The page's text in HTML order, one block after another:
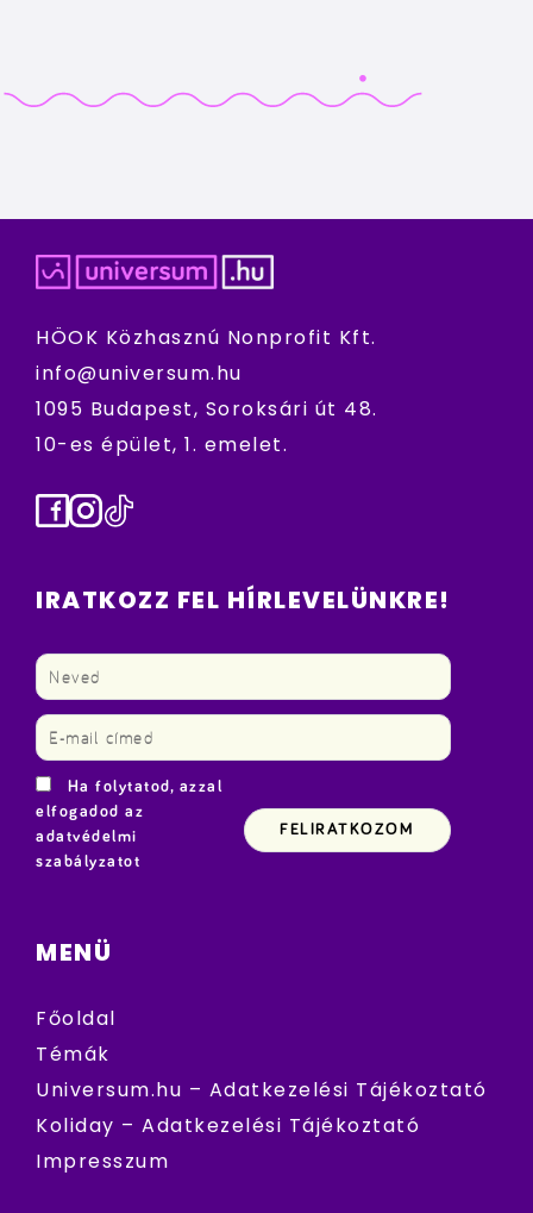
HÖOK Közhasznú Nonprofit Kft.
info@universum.hu
1095 Budapest, Soroksári út 48.
10-es épület, 1. emelet.
Facebook
Instagram
TikTok
IRATKOZZ FEL HÍRLEVELÜNKRE!
Ha folytatod, azzal
elfogadod az
adatvédelmi
szabályzatot
MENÜ
Főoldal
Témák
Universum.hu – Adatkezelési Tájékoztató
Koliday – Adatkezelési Tájékoztató
Impresszum